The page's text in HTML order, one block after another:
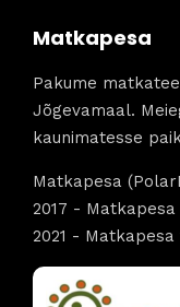
Matkapesa
Pakume
Jõgevamaal.
kaunimatesse
Matkapesa
2017 -
2021 -